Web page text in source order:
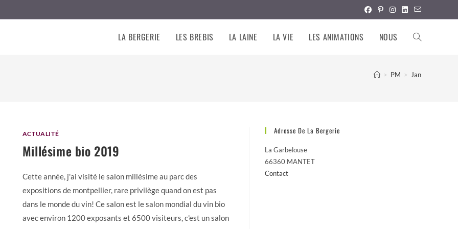
LA BERGERIE LES BREBIS LA LAINE LA VIE LES ANIMATIONS NOUS TOGGLE
WEBSITE
> PM > Jan
Adresse De La Bergerie
La Garbelouse
66360 MANTET
Contact
ACTUALITÉ
Millésime bio 2019
Cette année, j'ai visité le salon millésime au parc des
expositions de montpellier, rare privilège quand on est pas
dans le monde du vin! Ce salon est le salon mondial du vin bio
avec environ 1200 exposants et 6500 visiteurs, c'est un salon